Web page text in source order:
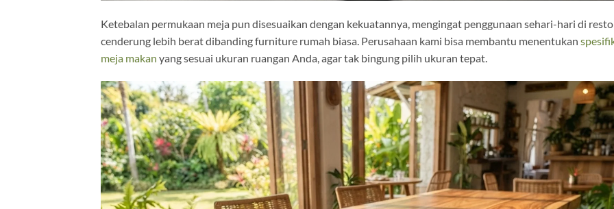
Ketebalan permukaan meja pun disesuaikan dengan kekuatannya, mengingat penggunaan sehari-hari di resto
cenderung lebih berat dibanding furniture rumah biasa. Perusahaan kami bisa membantu menentukan
meja makan yang sesuai ukuran ruangan Anda, agar tak bingung pilih ukuran tepat.